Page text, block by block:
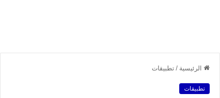
الرئيسية / تطبيقات
تطبيقات